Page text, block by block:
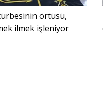
örtüsü,
ilmek işleniyor